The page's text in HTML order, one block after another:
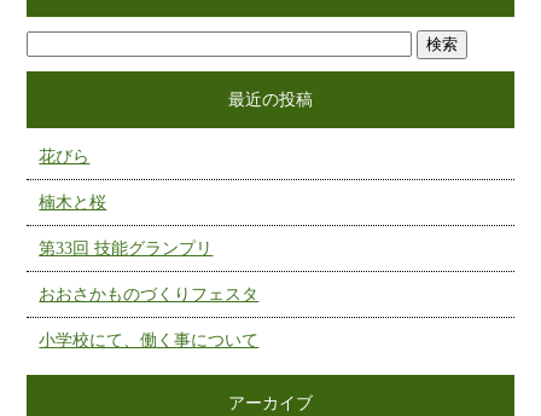
最近の投稿
花びら
楠木と桜
第33回 技能グランプリ
おおさかものづくりフェスタ
小学校にて、働く事について
アーカイブ